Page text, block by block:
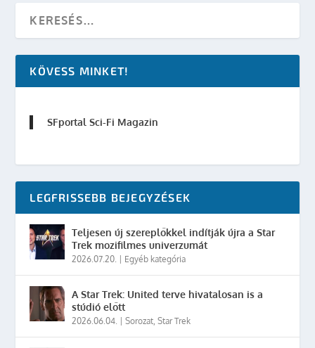
KÖVESS MINKET!
SFportal Sci-Fi Magazin
LEGFRISSEBB BEJEGYZÉSEK
Teljesen új szereplőkkel indítják újra a Star
Trek mozifilmes univerzumát
2026.07.20. Egyéb kategória
A Star Trek: United terve hivatalosan is a
stúdió előtt
2026.06.04. |Sorozat,Star Trek